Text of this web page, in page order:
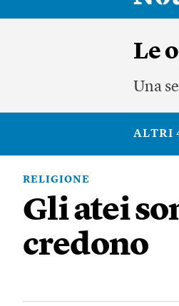
Le
Una
ALTRI
RELIGIONE
Gli atei
credono